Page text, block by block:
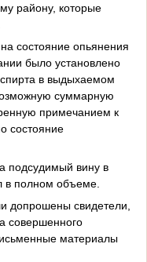
району, которые
состояние опьянения
было установлено
в выдыхаемом
суммарную
примечанием к
состояние
подсудимый вину в
в полном объеме.
допрошены свидетели,
совершенного
материалы